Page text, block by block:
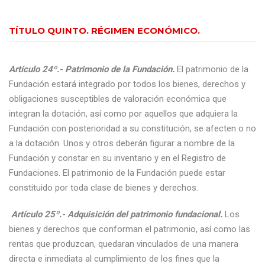
TÍTULO QUINTO. RÉGIMEN ECONÓMICO.
Artículo 24º.- Patrimonio de la Fundación. El patrimonio de la
Fundación estará integrado por todos los bienes, derechos y
obligaciones susceptibles de valoración económica que
integran la dotación, así como por aquellos que adquiera la
Fundación con posterioridad a su constitución, se afecten o no
a la dotación. Unos y otros deberán figurar a nombre de la
Fundación y constar en su inventario y en el Registro de
Fundaciones. El patrimonio de la Fundación puede estar
constituido por toda clase de bienes y derechos.
Artículo 25º.- Adquisición del patrimonio fundacional. Los
bienes y derechos que conforman el patrimonio, así como las
rentas que produzcan, quedaran vinculados de una manera
directa e inmediata al cumplimiento de los fines que la